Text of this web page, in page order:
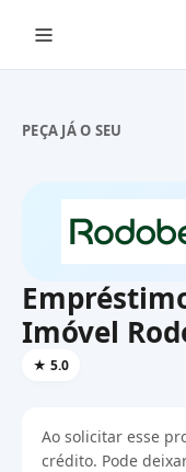
PEÇA JÁ O SEU
Imóvel
★ 5.0
Ao solicitar esse
crédito. Pode